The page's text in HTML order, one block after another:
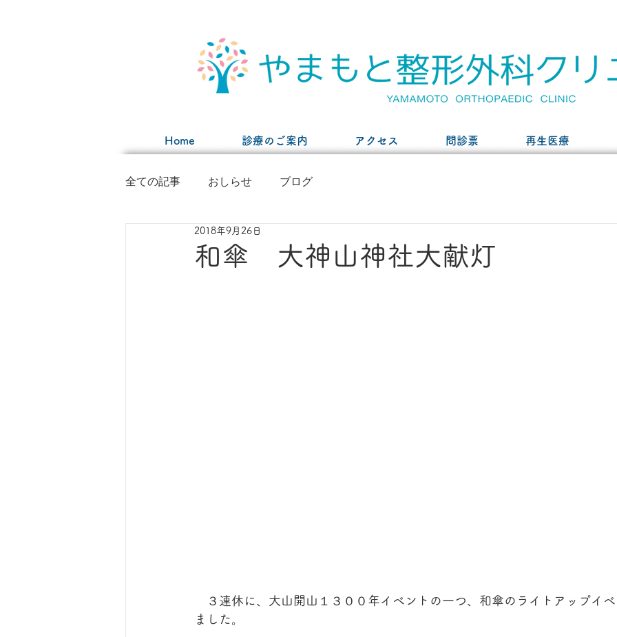
全ての記事 おしらせ ブログ
和傘 大神山神社大献灯
2018年9月26日
３連休に、大山開山１３００年イベントの一つ、和傘のライトアップイ
ました。
Home 診療のご案内 アクセス 問診票 再生医療